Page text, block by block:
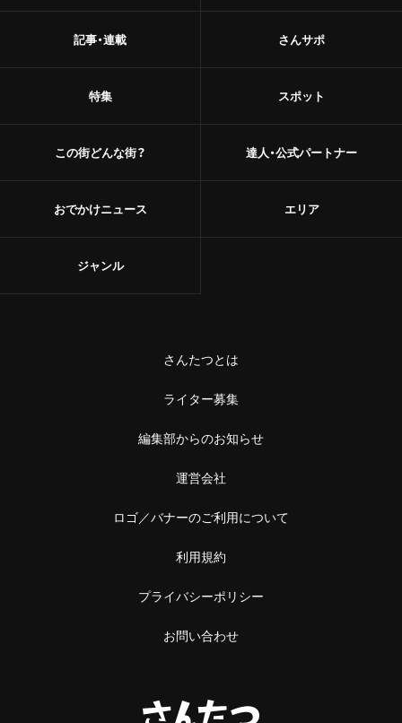
記事・連載
特集
この街どんな街？
おでかけニュース
さんサポ
スポット
達人・公式パートナー
エリア
ジャンル
さんたつとは
ライター募集
編集部からのお知らせ
運営会社
ロゴ／バナーのご利用について
利用規約
プライバシーポリシー
お問い合わせ